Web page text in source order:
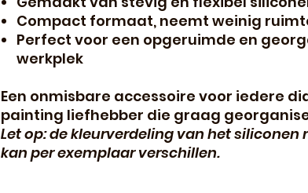
Compact formaat, neemt weinig
Perfect voor een opgeruimde en
werkplek
Een onmisbare accessoire voor iedere
painting liefhebber die graag
Let op: de kleurverdeling van het siliconen
kan per exemplaar verschillen.